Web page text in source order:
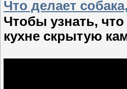
Что делает
Чтобы узнать, что
кухне скрытую